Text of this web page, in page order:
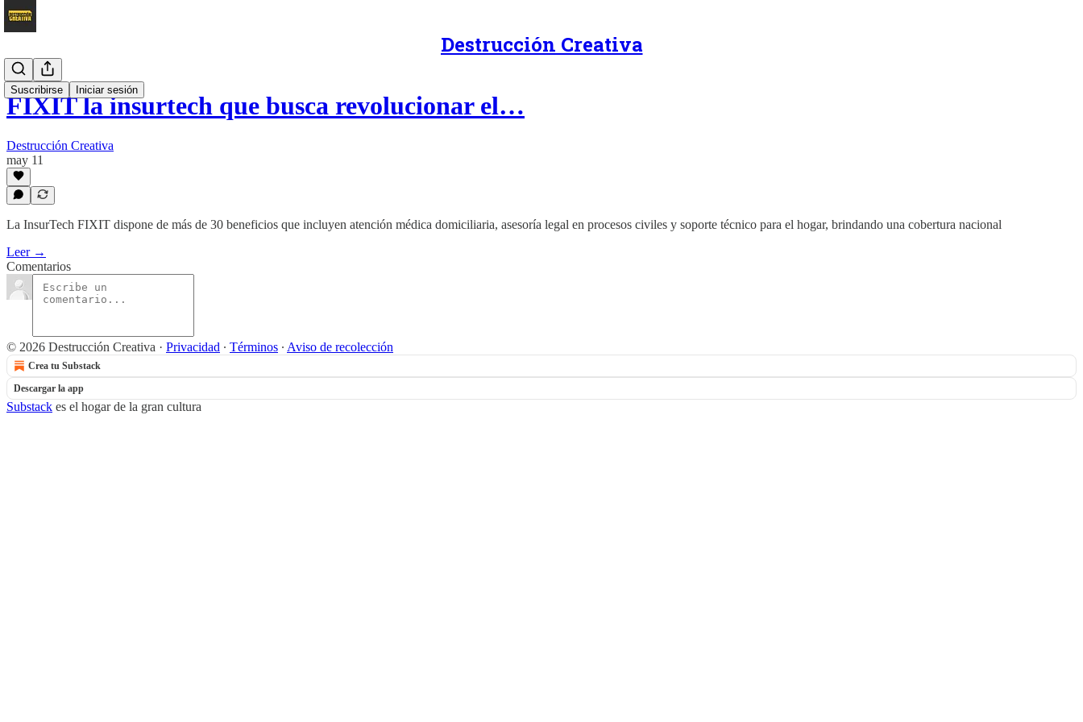
Destrucción Creativa
Suscribirse Iniciar sesión
FIXIT la insurtech que busca revolucionar el…
Destrucción Creativa
may 11
La InsurTech FIXIT dispone de más de 30 beneficios que incluyen atención médica domiciliaria, asesoría legal en procesos civiles y soporte técnico para el hogar, brindando una cobertura nacional
Leer →
Comentarios
© 2026 Destrucción Creativa · Privacidad ∙ Términos ∙ Aviso de recolección
Crea tu Substack
Descargar la app
Substack es el hogar de la gran cultura